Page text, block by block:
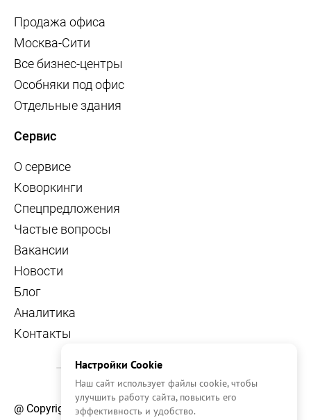
Продажа офиса
Москва-Сити
Все бизнес-центры
Особняки под офис
Отдельные здания
Сервис
О сервисе
Коворкинги
Спецпредложения
Частые вопросы
Вакансии
Новости
Блог
Аналитика
Контакты
@ Copyright, 2026 OFFICE NAVIGATOR
Настройки Cookie
Наш сайт использует файлы cookie, чтобы
улучшить работу сайта, повысить его
эффективность и удобство.